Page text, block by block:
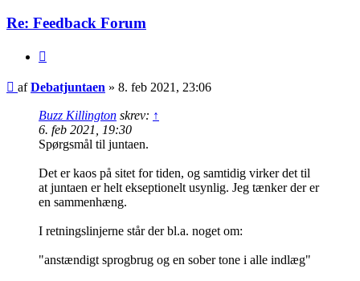
Re: Feedback Forum
Indlæg
afDebatjuntaen » 8. feb 2021, 23:06
Buzz Killington skrev: ↑
6. feb 2021, 19:30
Spørgsmål til juntaen.
Det er kaos på sitet for tiden, og samtidig virker det til
at juntaen er helt ekseptionelt usynlig. Jeg tænker der er
en sammenhæng.
I retningslinjerne står der bl.a. noget om:
"anstændigt sprogbrug og en sober tone i alle indlæg"